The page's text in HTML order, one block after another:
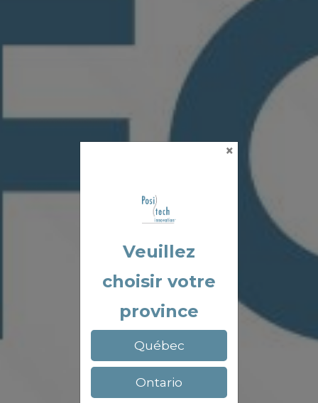
×
Veuillez
choisir votre
province
Québec
Ontario